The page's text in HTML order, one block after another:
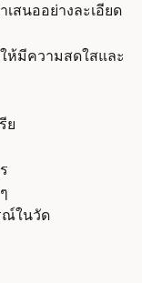
สนออย่างละเอียด
ห้มีความสดใสและ
ย
ณ์ในวัด